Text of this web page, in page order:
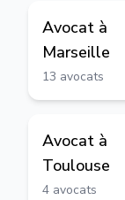
Avocat à
Marseille
13 avocats
Avocat à
Toulouse
4 avocats